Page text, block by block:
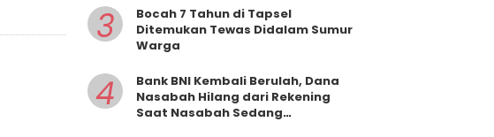
3
Bocah 7 Tahun di Tapsel
Ditemukan Tewas Didalam Sumur
Warga
4
Bank BNI Kembali Berulah, Dana
Nasabah Hilang dari Rekening
Saat Nasabah Sedang